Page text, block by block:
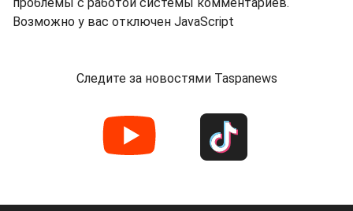
проблемы с работой системы комментариев.
Возможно у вас отключен JavaScript
Следите за новостями Taspanews